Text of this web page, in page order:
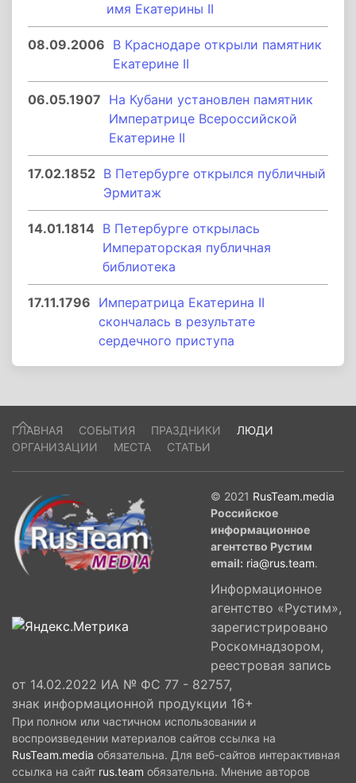
имя Екатерины II
08.09.2006 В Краснодаре открыли памятник
Екатерине II
06.05.1907 На Кубани установлен памятник
Императрице Всероссийской
Екатерине II
17.02.1852 В Петербурге открылся публичный
Эрмитаж
14.01.1814 В Петербурге открылась
Императорская публичная
библиотека
17.11.1796 Императрица Екатерина II
скончалась в результате
сердечного приступа
ГЛАВНАЯ СОБЫТИЯ ПРАЗДНИКИ
ЛЮДИ
ОРГАНИЗАЦИИ
МЕСТА СТАТЬИ
© 2021 RusTeam.media
Российское
информационное
агентство Рустим
email: ria@rus.team.
Информационное
агентство «Рустим»,
зарегистрировано
Роскомнадзором,
реестровая запись
от 14.02.2022 ИА № ФС 77 - 82757,
знак информационной продукции 16+
При полном или частичном использовании и
воспроизведении материалов сайтов ссылка на
RusTeam.media обязательна. Для веб-сайтов интерактивная
ссылка на сайт rus.team обязательна. Мнение авторов